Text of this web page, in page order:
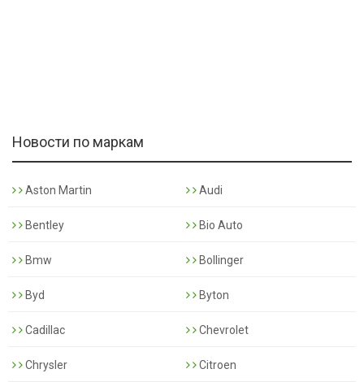
Новости по маркам
Aston Martin Audi
Bentley Bio Auto
Bmw Bollinger
Byd Byton
Cadillac Chevrolet
Chrysler Citroen